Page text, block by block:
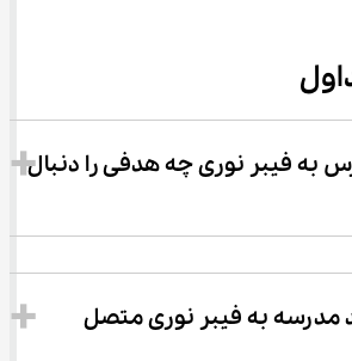
به فیبر نوری چه هدفی را دنبال
مدرسه به فیبر نوری متصل